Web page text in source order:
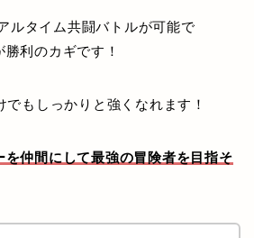
ルタイム共闘バトルが可能で
利のカギです！
もしっかりと強くなれます！
を仲間にして最強の冒険者を目指そ